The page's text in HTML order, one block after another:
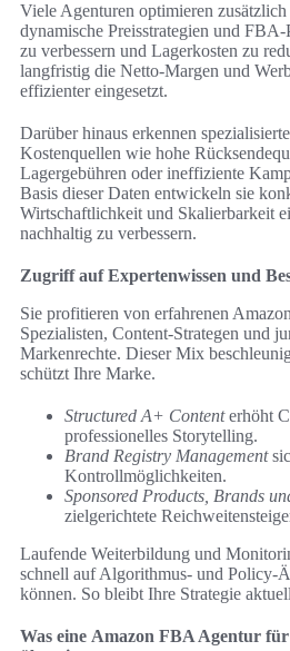
Viele Agenturen optimieren
dynamische Preisstrategien und
zu verbessern und Lagerkosten zu
langfristig die Netto-Margen und
effizienter eingesetzt.
Darüber hinaus erkennen
Kostenquellen wie hohe
Lagergebühren oder ineffiziente
Basis dieser Daten entwickeln sie
Wirtschaftlichkeit und Skalierbarkeit
nachhaltig zu verbessern.
Zugriff auf Expertenwissen und
Sie profitieren von erfahrenen
Spezialisten, Content-Strategen und
Markenrechte. Dieser Mix
schützt Ihre Marke.
Structured A+ Contenterhöht
professionelles Storytelling.
Brand Registry Management
Kontrollmöglichkeiten.
Sponsored Products, Brands
zielgerichtete
Laufende Weiterbildung und
schnell auf Algorithmus- und Policy-
können. So bleibt Ihre Strategie
Was eine Amazon FBA Agentur für